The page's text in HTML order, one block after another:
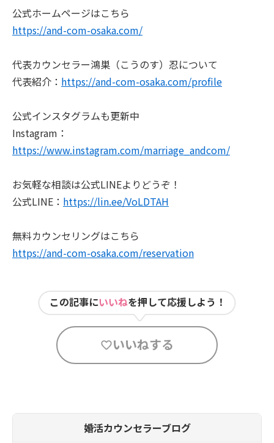
公式ホームページはこちら
https://and-com-osaka.com/
代表カウンセラー鴻巣（こうのす）忍について
代表紹介： https://and-com-osaka.com/profile
公式インスタグラムも更新中
Instagram：
https://www.instagram.com/marriage_andcom/
お気軽な相談は公式LINEよりどうぞ！
公式LINE： https://lin.ee/VoLDTAH
無料カウンセリングはこちら
https://and-com-osaka.com/reservation
この記事にいいねを押して応援しよう！
いいねする
婚活カウンセラーブログ